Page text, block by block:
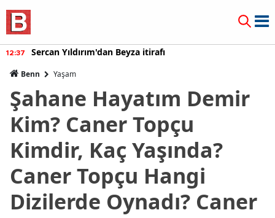
12:37 Sercan Yıldırım'dan Beyza itirafı
Benn Yaşam
Şahane Hayatım Demir
Kim? Caner Topçu
Kimdir, Kaç Yaşında?
Caner Topçu Hangi
Dizilerde Oynadı? Caner